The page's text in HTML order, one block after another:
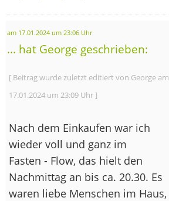
am 17.01.2024 um 23:06 Uhr
... hat George geschrieben:
[ Beitrag wurde zuletzt editiert von George am
17.01.2024 um 23:09 Uhr ]
Nach dem Einkaufen war ich
wieder voll und ganz im
Fasten - Flow, das hielt den
Nachmittag an bis ca. 20.30. Es
waren liebe Menschen im Haus,